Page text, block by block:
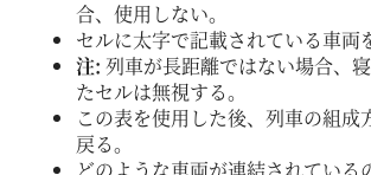
合、使用しない。
セルに太字で記載されている車両
注: 列車が長距離ではない場合、
たセルは無視する。
この表を使用した後、列車の組成
戻る。
どのような車両が連結されている